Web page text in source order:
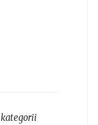
kategorii